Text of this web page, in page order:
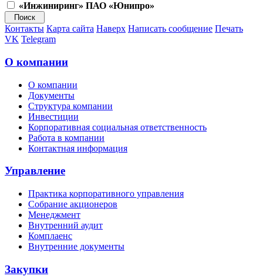
«Инжиниринг» ПАО «Юнипро»
Контакты Карта сайта Наверх Написать сообщение Печать
VK Telegram
О компании
О компании
Документы
Структура компании
Инвестиции
Корпоративная социальная ответственность
Работа в компании
Контактная информация
Управление
Практика корпоративного управления
Собрание акционеров
Менеджмент
Внутренний аудит
Комплаенс
Внутренние документы
Закупки